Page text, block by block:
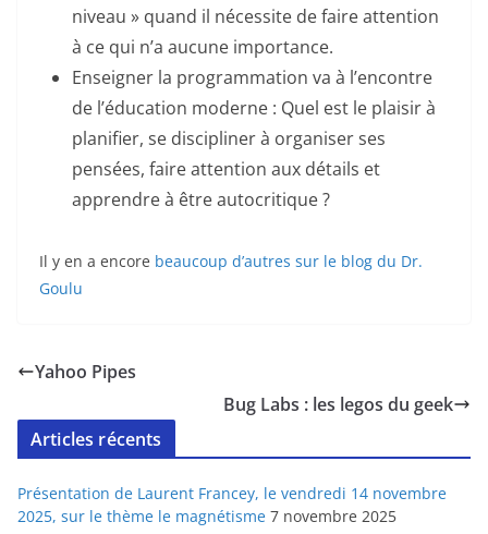
niveau » quand il nécessite de faire attention
à ce qui n’a aucune importance.
Enseigner la programmation va à l’encontre
de l’éducation moderne : Quel est le plaisir à
planifier, se discipliner à organiser ses
pensées, faire attention aux détails et
apprendre à être autocritique ?
Il y en a encore beaucoup d’autres sur le blog du Dr.
Goulu
Yahoo Pipes
Bug Labs : les legos du geek
Articles récents
Présentation de Laurent Francey, le vendredi 14 novembre
2025, sur le thème le magnétisme 7 novembre 2025